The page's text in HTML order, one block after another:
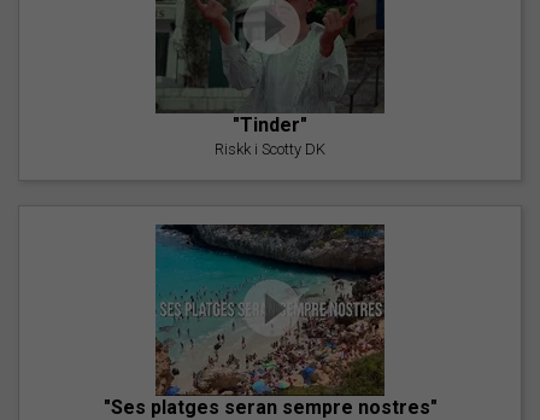
"Tinder"
Riskk i Scotty DK
"Ses platges seran sempre nostres"